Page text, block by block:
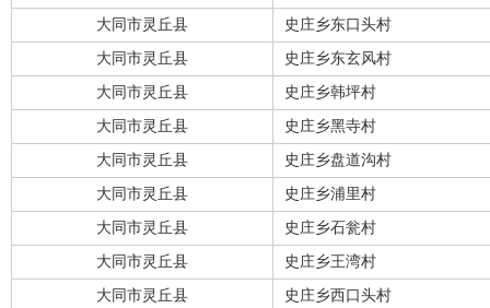
大同市灵丘县 史庄乡东口头村
大同市灵丘县 史庄乡东玄风村
大同市灵丘县 史庄乡韩坪村
大同市灵丘县 史庄乡黑寺村
大同市灵丘县 史庄乡盘道沟村
大同市灵丘县 史庄乡浦里村
大同市灵丘县 史庄乡石瓮村
大同市灵丘县 史庄乡王湾村
大同市灵丘县 史庄乡西口头村